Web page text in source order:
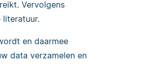
Vervolgens
literatuur.
en daarmee
data verzamelen en